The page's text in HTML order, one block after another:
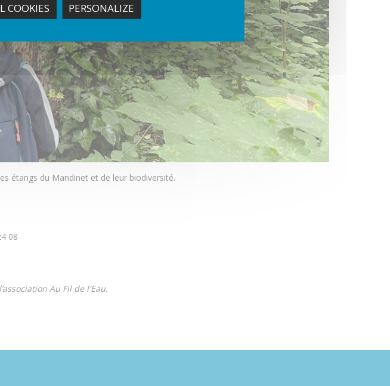
étangs du Mandinet et de leur biodiversité.
08
Au Fil de l'Eau.
COOKIES PERSONALIZE